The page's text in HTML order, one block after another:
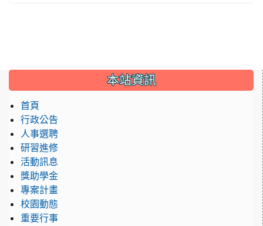
::: 本站資訊
首頁
行政公告
人事選聘
研習進修
活動訊息
獎助學金
專案計畫
校園動態
重要行事